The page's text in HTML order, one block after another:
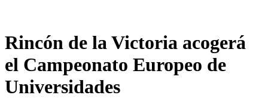
Rincón de la Victoria acogerá
el Campeonato Europeo de
Universidades